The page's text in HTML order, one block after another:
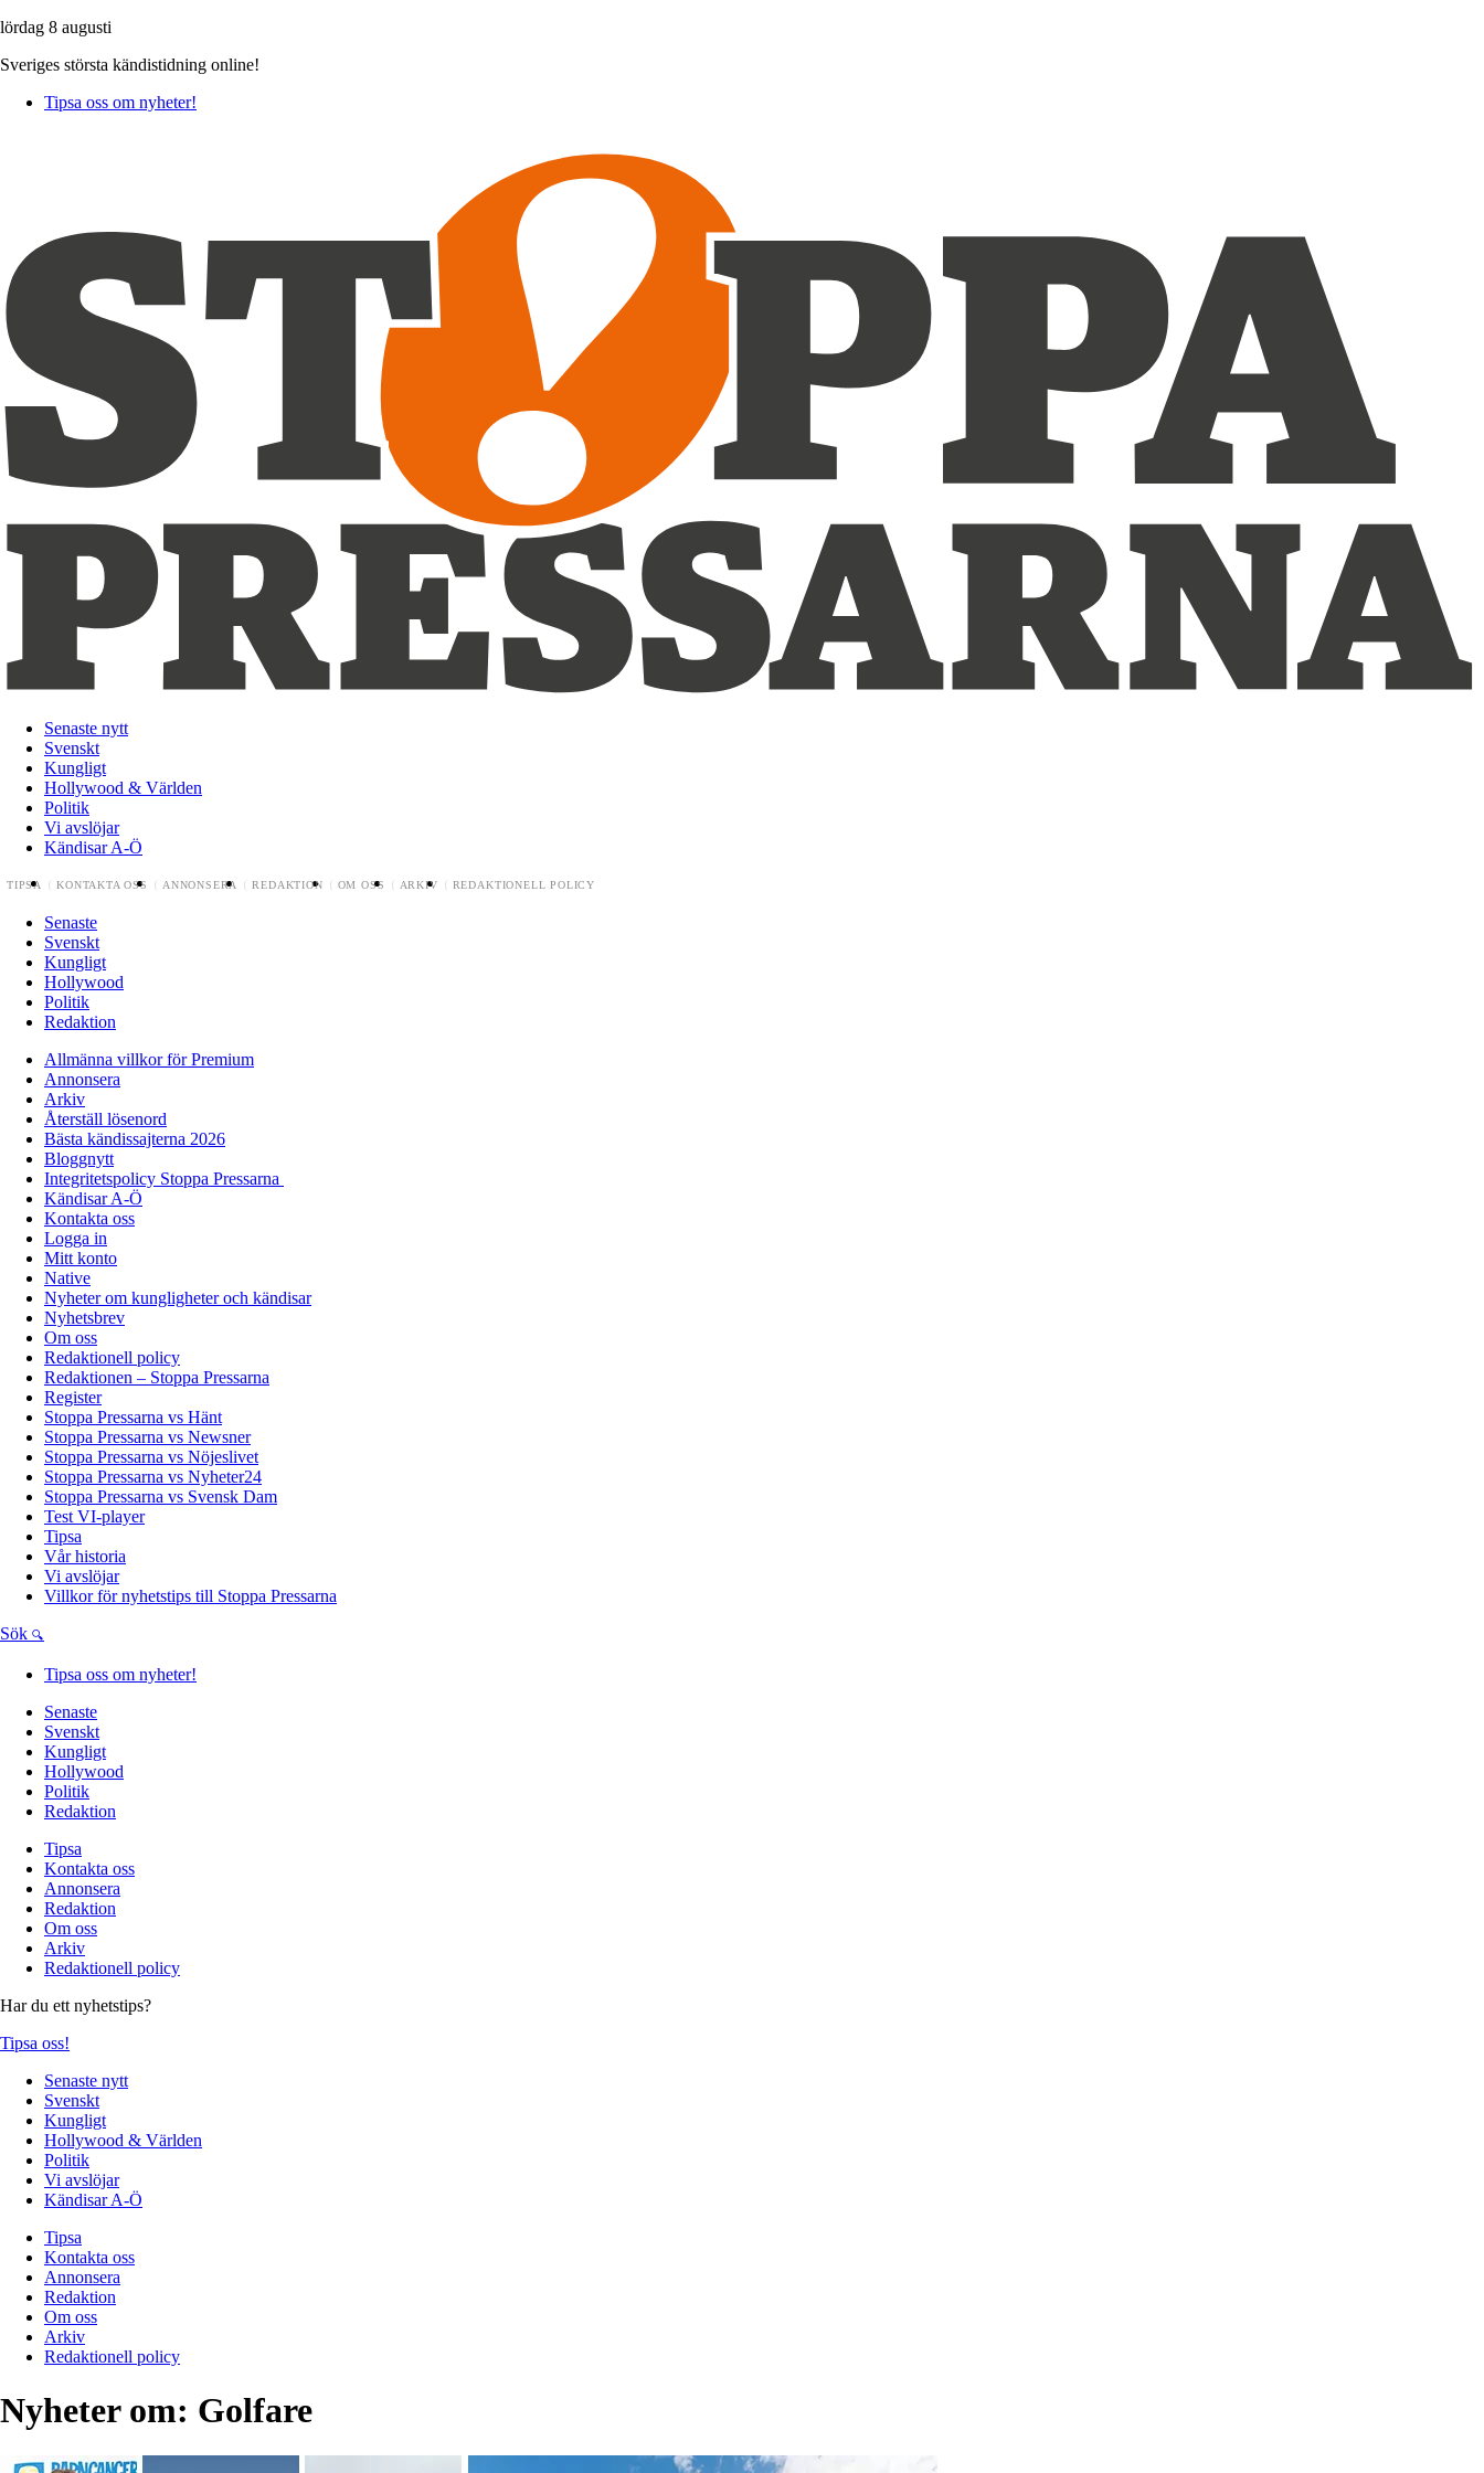
lördag 8 augusti
Sveriges största kändistidning online!
Tipsa oss om nyheter!
Senaste nytt
Svenskt
Kungligt
Hollywood & Världen
Politik
Vi avslöjar
Kändisar A-Ö
TIPSA KONTAKTA OSS ANNONSERA REDAKTION OM OSS ARKIV REDAKTIONELL POLICY
Senaste
Svenskt
Kungligt
Hollywood
Politik
Redaktion
Allmänna villkor för Premium
Annonsera
Arkiv
Återställ lösenord
Bästa kändissajterna 2026
Bloggnytt
Integritetspolicy Stoppa Pressarna
Kändisar A-Ö
Kontakta oss
Logga in
Mitt konto
Native
Nyheter om kungligheter och kändisar
Nyhetsbrev
Om oss
Redaktionell policy
Redaktionen – Stoppa Pressarna
Register
Stoppa Pressarna vs Hänt
Stoppa Pressarna vs Newsner
Stoppa Pressarna vs Nöjeslivet
Stoppa Pressarna vs Nyheter24
Stoppa Pressarna vs Svensk Dam
Test VI-player
Tipsa
Vår historia
Vi avslöjar
Villkor för nyhetstips till Stoppa Pressarna
Sök
Tipsa oss om nyheter!
Senaste
Svenskt
Kungligt
Hollywood
Politik
Redaktion
Tipsa
Kontakta oss
Annonsera
Redaktion
Om oss
Arkiv
Redaktionell policy
Har du ett nyhetstips?
Tipsa oss!
Senaste nytt
Svenskt
Kungligt
Hollywood & Världen
Politik
Vi avslöjar
Kändisar A-Ö
Tipsa
Kontakta oss
Annonsera
Redaktion
Om oss
Arkiv
Redaktionell policy
Nyheter om: Golfare